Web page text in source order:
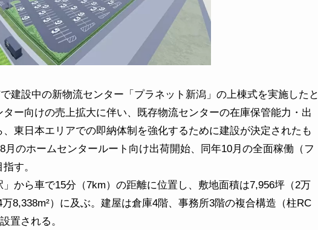
建設中の新物流センター「プラネット新潟」の上棟式を実施したと
ー向けの売上拡大に伴い、既存物流センターの在庫保管能力・出
東日本エリアでの即納体制を強化するために建設が決定されたも
のホームセンタールート向け出荷開始、同年10月の全面稼働（フ
す。
から車で15分（7km）の距離に位置し、敷地面積は7,956坪（2万
8,338m²）に及ぶ。建屋は倉庫4階、事務所3階の複合構造（柱RC
置される。